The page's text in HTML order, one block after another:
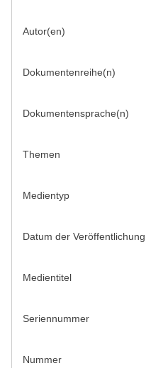
Autor(en)
Dokumentenreihe(n)
Dokumentensprache(n)
Themen
Medientyp
Datum der Veröffentlichung
Medientitel
Seriennummer
Nummer